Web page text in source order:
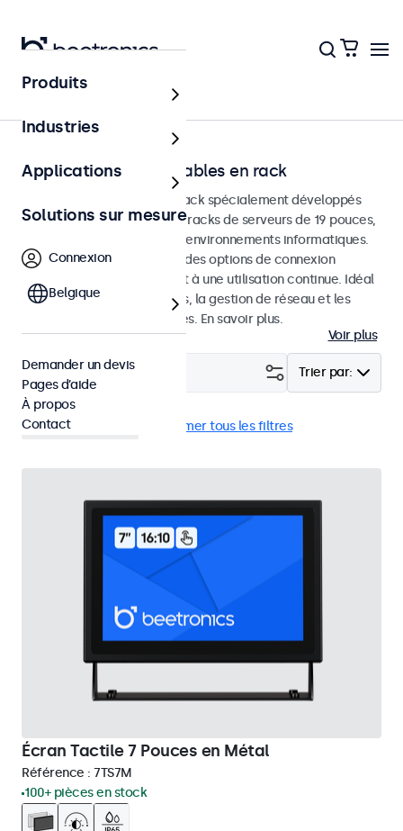
Accueil
Écrans tactiles montables en rack
Écrans tactiles montés en rack spécialement développés
pour être intégrés dans des racks de serveurs de 19 pouces,
des châssiss Pelican et des environnements informatiques.
Ces écrans tactiles offrent des options de connexion
polyvalentes et conviennent à une utilisation continue. Idéal
pour les centres de données, la gestion de réseau et les
applications professionnelles. En savoir plus.
Voir plus
Trier par:
Filtrer (16)
Montage en rack Supprimer tous les filtres
Écran Tactile 7 Pouces en Métal
Référence : 7TS7M
100+ pièces en stock
Produits
Industries
Applications
Solutions sur mesure
Connexion
Belgique
Demander un devis
Pages d’aide
À propos
Contact